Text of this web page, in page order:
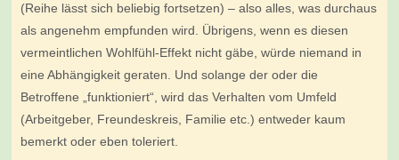
(Reihe lässt sich beliebig fortsetzen) – also alles, was durchaus
als angenehm empfunden wird. Übrigens, wenn es diesen
vermeintlichen Wohlfühl-Effekt nicht gäbe, würde niemand in
eine Abhängigkeit geraten. Und solange der oder die
Betroffene „funktioniert“, wird das Verhalten vom Umfeld
(Arbeitgeber, Freundeskreis, Familie etc.) entweder kaum
bemerkt oder eben toleriert.